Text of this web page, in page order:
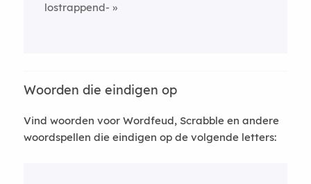
lostrappend-
Woorden die eindigen op
Vind woorden voor Wordfeud, Scrabble en andere
woordspellen die eindigen op de volgende letters: